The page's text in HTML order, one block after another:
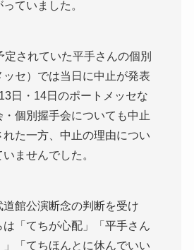
ていました。
定されていた平手さんの個別
セ）では当日に中止が発表
日・14日のポートメッセな
・個別握手会についても中止
れた一方、中止の理由につい
ませんでした。
館公演断念の判断を受け
は「てちが心配」「平手さん
「てちほんとに休んでいい